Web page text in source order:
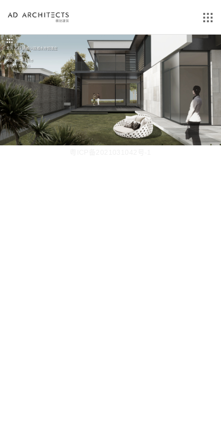
东莞 万科 棠樾5A双城水岸悦璟庄
面积：24000²
地址：广东省东莞市
委托方：深圳万科